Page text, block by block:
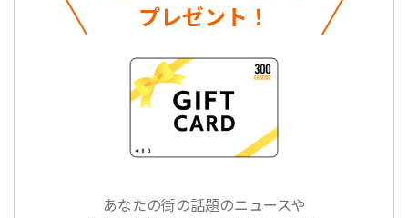
プレゼント！
あなたの街の話題のニュースや